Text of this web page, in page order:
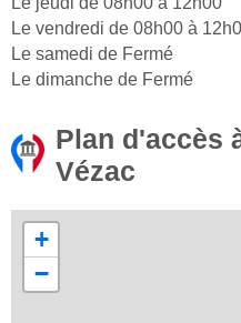
Le vendredi de 08h00 à
Le samedi de Fermé
Le dimanche de Fermé
Plan d'accès
Vézac
+
−